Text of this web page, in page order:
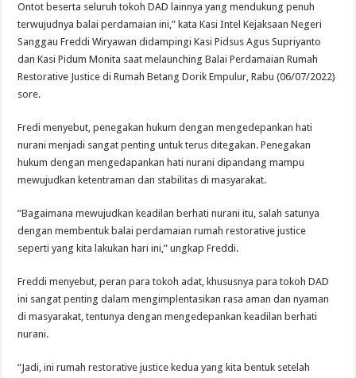
Ontot beserta seluruh tokoh DAD lainnya yang mendukung penuh
terwujudnya balai perdamaian ini,” kata Kasi Intel Kejaksaan Negeri
Sanggau Freddi Wiryawan didampingi Kasi Pidsus Agus Supriyanto
dan Kasi Pidum Monita saat melaunching Balai Perdamaian Rumah
Restorative Justice di Rumah Betang Dorik Empulur, Rabu (06/07/2022)
sore.
Fredi menyebut, penegakan hukum dengan mengedepankan hati
nurani menjadi sangat penting untuk terus ditegakan. Penegakan
hukum dengan mengedapankan hati nurani dipandang mampu
mewujudkan ketentraman dan stabilitas di masyarakat.
“Bagaimana mewujudkan keadilan berhati nurani itu, salah satunya
dengan membentuk balai perdamaian rumah restorative justice
seperti yang kita lakukan hari ini,” ungkap Freddi.
Freddi menyebut, peran para tokoh adat, khususnya para tokoh DAD
ini sangat penting dalam mengimplentasikan rasa aman dan nyaman
di masyarakat, tentunya dengan mengedepankan keadilan berhati
nurani.
“Jadi, ini rumah restorative justice kedua yang kita bentuk setelah